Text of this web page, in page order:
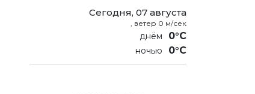
Сегодня, 07 августа
, ветер 0 м/сек
0°C
0°C